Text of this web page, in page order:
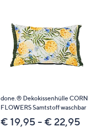
done.® Dekokissenhülle CORN
FLOWERS Samtstoff waschbar
€ 19,95 - € 22,95